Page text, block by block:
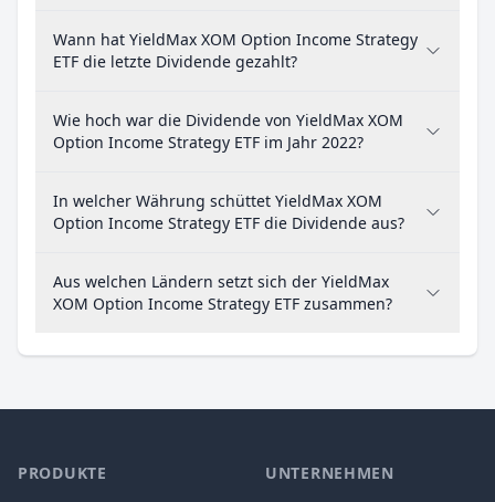
Wann hat YieldMax XOM Option Income Strategy
ETF die letzte Dividende gezahlt?
Wie hoch war die Dividende von YieldMax XOM
Option Income Strategy ETF im Jahr 2022?
In welcher Währung schüttet YieldMax XOM
Option Income Strategy ETF die Dividende aus?
Aus welchen Ländern setzt sich der YieldMax
XOM Option Income Strategy ETF zusammen?
PRODUKTE UNTERNEHMEN